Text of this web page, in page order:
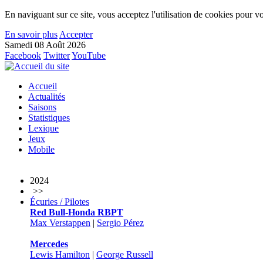
En naviguant sur ce site, vous acceptez l'utilisation de cookies pour
En savoir plus Accepter
Samedi 08 Août 2026
Facebook TwitterYouTube
Accueil
Actualités
Saisons
Statistiques
Lexique
Jeux
Mobile
2024
>>
Écuries / Pilotes
Red Bull-Honda RBPT
Max Verstappen | Sergio Pérez
Mercedes
Lewis Hamilton | George Russell